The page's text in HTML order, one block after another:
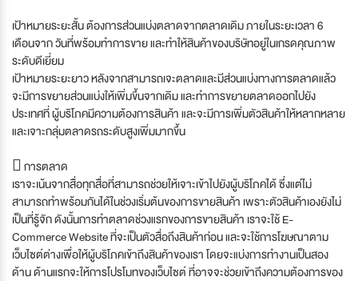
เป้าหมายระยะสั้น ต้องการส่วนแบ่งตลาดจากตลาดเดิม ภายในระยะเวลา 6
เดือนจาก วันที่พร้อมทำการขาย และทำให้สินค้าของบริษัทอยู่ในเกรดคุณภาพ
ระดับดีเยี่ยม
เป้าหมายระยะยาว หลังจากสามารถเจะตลาดและมีส่วนแบ่งทางการตลาดแล้ว
จะมีการขยายส่วนแบ่งให้เพิ่มขึ้นจากเดิม และทำการขยายตลาดออกไปยัง
ประเทศที่ ผู้บริโภคมีความต้องการสินค้า และจะมีการเพิ่มตัวสินค้าให้หลากหลาย
และเจาะกลุ่มตลาดรถระดับสูงเพิ่มมากขึ้น
 การตลาด
เราจะเน้นจากสื่อทุกสื่อที่สามารถช่วยให้เจาะเข้าไปยังผู้บริโภคได้ ซึ่งแต่ไม่
สามารถทำพร้อมกันได้ในช่วงเริ่มต้นของการขายสินค้า เพราะตัวสินค้าเองยังไม่
เป็นที่รู้จัก ดังนั้นการทำตลาดช่วงแรกของการขายสินค้า เราจะใช้ E-
Commerce Website ที่จะเป็นตัวสื่อถึงสินค้าก่อน และจะใช้การโฆษณาตาม
เว็บไซต์ต่างเพื่อให้ผู้บริโภคเข้าถึงสินค้าของเรา โดยจะแบ่งการทำงานเป็นสอง
ด้าน ด้านแรกจะให้การโปรโมทของเว็บไซต์ ที่อาจจะช่วยเข้าถึงความต้องการของ